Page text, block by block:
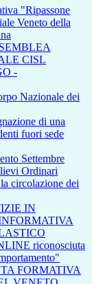
"Ripassone
Veneto della
CISL
-
Nazionale dei
di una
fuori sede
Settembre
Ordinari
circolazione dei
IN
riconosciuta
FORMATIVA